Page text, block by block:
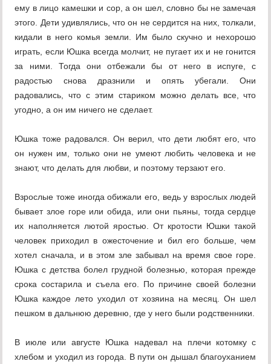
ему в лицо камешки и сор, а он шел, словно бы не замечая
этого. Дети удивлялись, что он не сердится на них, толкали,
кидали в него комья земли. Им было скучно и нехорошо
играть, если Юшка всегда молчит, не пугает их и не гонится
за ними. Тогда они отбежали бы от него в испуге, с
радостью снова дразнили и опять убегали. Они
радовались, что с этим стариком можно делать все, что
угодно, а он им ничего не сделает.
Юшка тоже радовался. Он верил, что дети любят его, что
он нужен им, только они не умеют любить человека и не
знают, что делать для любви, и поэтому терзают его.
Взрослые тоже иногда обижали его, ведь у взрослых людей
бывает злое горе или обида, или они пьяны, тогда сердце
их наполняется лютой яростью. От кротости Юшки такой
человек приходил в ожесточение и бил его больше, чем
хотел сначала, и в этом зле забывал на время свое горе.
Юшка с детства болел грудной болезнью, которая прежде
срока состарила и съела его. По причине своей болезни
Юшка каждое лето уходил от хозяина на месяц. Он шел
пешком в дальнюю деревню, где у него были родственники.
В июле или августе Юшка надевал на плечи котомку с
хлебом и уходил из города. В пути он дышал благоуханием